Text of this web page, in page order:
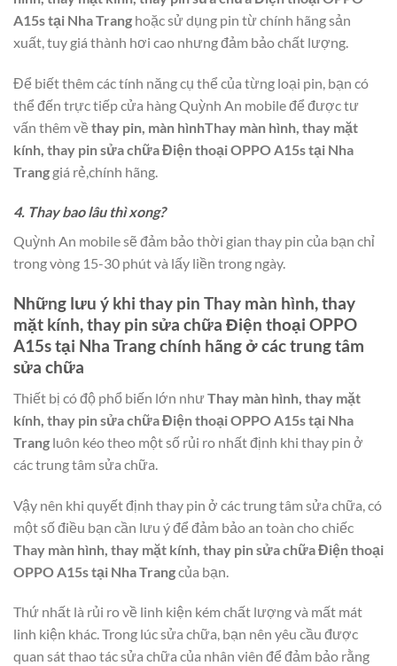
A15s tại Nha Trang hoặc sử dụng pin từ chính hãng sản
xuất, tuy giá thành hơi cao nhưng đảm bảo chất lượng.
Để biết thêm các tính năng cụ thể của từng loại pin, bạn có
thể đến trực tiếp cửa hàng Quỳnh An mobile để được tư
vấn thêm về thay pin, màn hìnhThay màn hình, thay mặt
kính, thay pin sửa chữa Điện thoại OPPO A15s tại Nha
Trang giá rẻ,chính hãng.
4. Thay bao lâu thì xong?
Quỳnh An mobile sẽ đảm bảo thời gian thay pin của bạn chỉ
trong vòng 15-30 phút và lấy liền trong ngày.
Những lưu ý khi thay pin Thay màn hình, thay
mặt kính, thay pin sửa chữa Điện thoại OPPO
A15s tại Nha Trangchính hãng ở các trung tâm
sửa chữa
Thiết bị có độ phổ biến lớn nhưThay màn hình, thay mặt
kính, thay pin sửa chữa Điện thoại OPPO A15s tại Nha
Trang luôn kéo theo một số rủi ro nhất định khi thay pin ở
các trung tâm sửa chữa.
Vậy nên khi quyết định thay pin ở các trung tâm sửa chữa, có
một số điều bạn cần lưu ý để đảm bảo an toàn cho chiếc
Thay màn hình, thay mặt kính, thay pin sửa chữa Điện thoại
OPPO A15s tại Nha Trangcủa bạn.
Thứ nhất là rủi ro về linh kiện kém chất lượng và mất mát
linh kiện khác. Trong lúc sửa chữa, bạn nên yêu cầu được
quan sát thao tác sửa chữa của nhân viên để đảm bảo rằng